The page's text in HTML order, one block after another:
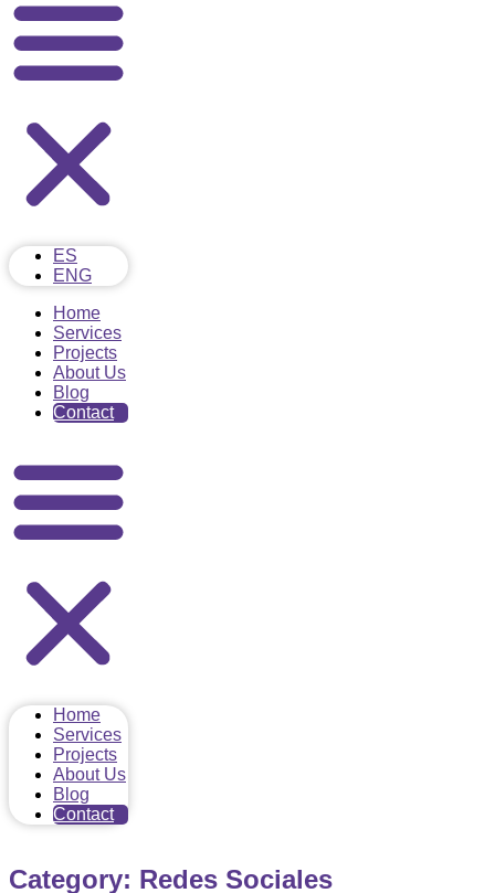
ES
ENG
Home
Services
Projects
About Us
Blog
Contact
Home
Services
Projects
About Us
Blog
Contact
Category: Redes Sociales